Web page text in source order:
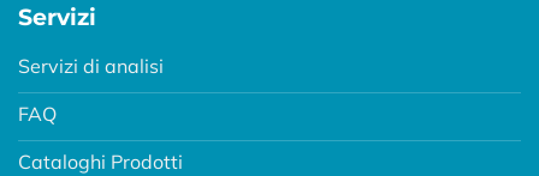
Servizi
Servizi di analisi
FAQ
Cataloghi Prodotti